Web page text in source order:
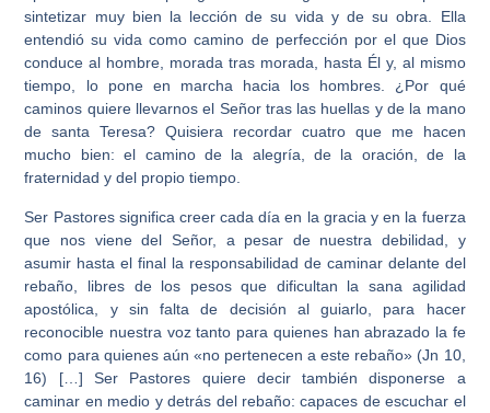
sintetizar muy bien la lección de su vida y de su obra. Ella
entendió su vida como camino de perfección por el que Dios
conduce al hombre, morada tras morada, hasta Él y, al mismo
tiempo, lo pone en marcha hacia los hombres. ¿Por qué
caminos quiere llevarnos el Señor tras las huellas y de la mano
de santa Teresa? Quisiera recordar cuatro que me hacen
mucho bien: el camino de la alegría, de la oración, de la
fraternidad y del propio tiempo.
Ser Pastores significa creer cada día en la gracia y en la fuerza
que nos viene del Señor, a pesar de nuestra debilidad, y
asumir hasta el final la responsabilidad de caminar delante del
rebaño, libres de los pesos que dificultan la sana agilidad
apostólica, y sin falta de decisión al guiarlo, para hacer
reconocible nuestra voz tanto para quienes han abrazado la fe
como para quienes aún «no pertenecen a este rebaño» (Jn 10,
16) […] Ser Pastores quiere decir también disponerse a
caminar en medio y detrás del rebaño: capaces de escuchar el